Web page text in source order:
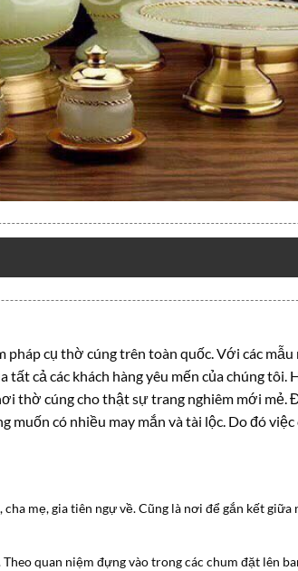
pháp cụ thờ cúng trên toàn quốc. Với các mẫu
tất cả các khách hàng yêu mến của chúng tôi.
thờ cúng cho thật sự trang nghiêm mới mẻ.
muốn có nhiều may mắn và tài lộc. Do đó
mẹ, gia tiên ngự về. Cũng là nơi để gắn kết giữa
quan niệm đựng vào trong các chum đặt lên